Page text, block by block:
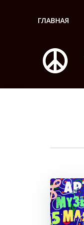
ГЛАВНАЯ